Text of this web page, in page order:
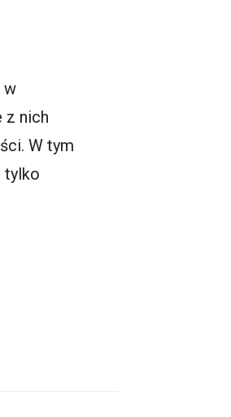
w
z nich
W tym
tylko